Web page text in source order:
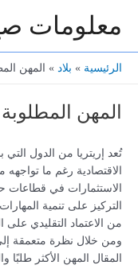
معلومات
الرئيسية بلاد المهن
المهن
تُعد إريتريا من الدول التي
الاقتصادية رغم ما
الاستثمارات في قطاعات
التركيز على تنمية
من الاعتماد التقليدي
ومن خلال نظرة متعمقة
المقال المهن الأكثر